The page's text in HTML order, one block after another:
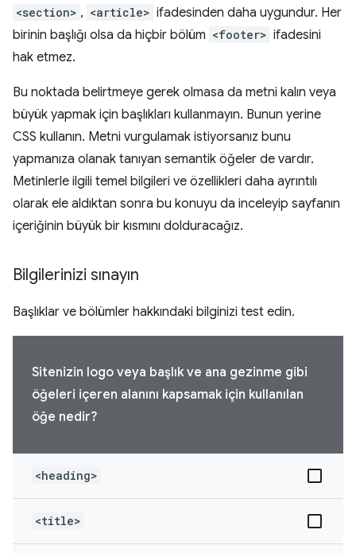
<section> , <article> ifadesinden daha uygundur. Her
birinin başlığı olsa da hiçbir bölüm <footer> ifadesini
hak etmez.
Bu noktada belirtmeye gerek olmasa da metni kalın veya
büyük yapmak için başlıkları kullanmayın. Bunun yerine
CSS kullanın. Metni vurgulamak istiyorsanız bunu
yapmanıza olanak tanıyan semantik öğeler de vardır.
Metinlerle ilgili temel bilgileri ve özellikleri daha ayrıntılı
olarak ele aldıktan sonra bu konuyu da inceleyip sayfanın
içeriğinin büyük bir kısmını dolduracağız.
Bilgilerinizi sınayın
Başlıklar ve bölümler hakkındaki bilginizi test edin.
Sitenizin logo veya başlık ve ana gezinme gibi
öğeleri içeren alanını kapsamak için kullanılan
öğe nedir?
<heading>
<title>